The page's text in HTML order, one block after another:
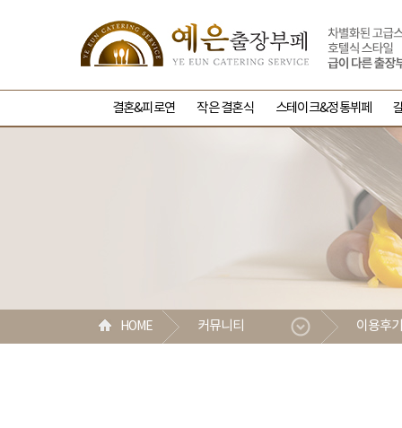
결혼&피로연 작은 결혼식 스테이크&정통뷔페
HOME 커뮤니티 이용후기